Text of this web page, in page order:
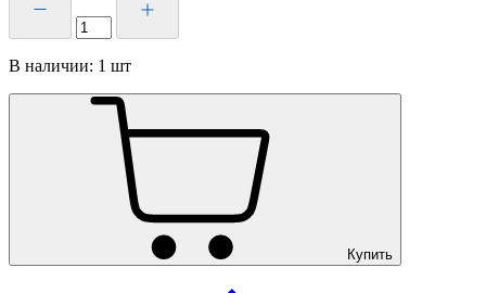
В наличии: 1 шт
Купить